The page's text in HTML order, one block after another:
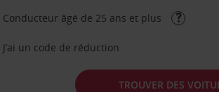
Conducteur âgé de 25 ans et plus
J’ai un code de réduction
TROUVER DES